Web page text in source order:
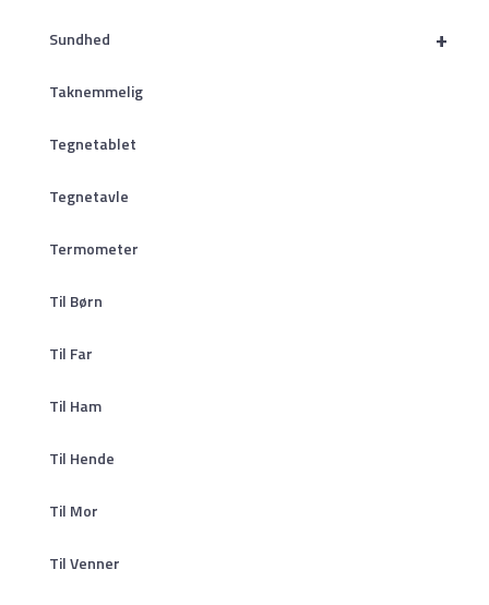
+
Sundhed
Taknemmelig
Tegnetablet
Tegnetavle
Termometer
Til Børn
Til Far
Til Ham
Til Hende
Til Mor
Til Venner